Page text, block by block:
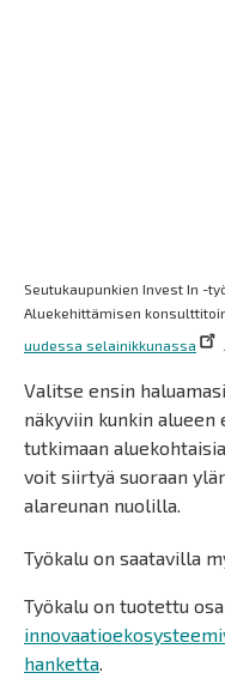
Seutukaupunkien Invest In -
Aluekehittämisen
uudessa selainikkunassa
Valitse ensin
näkyviin kunkin
tutkimaan
voit siirtyä suoraan
alareunan nuolilla.
Työkalu on saatavilla
Työkalu on tuotettu
hanketta